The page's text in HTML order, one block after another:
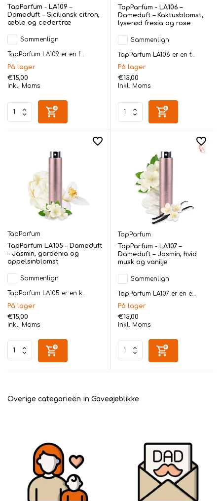
TapParfum - LA109 –
Dameduft – Siciliansk citron,
æble og cedertræ
Sammenlign
TapParfum LA109 er en f...
På lager
€15,00
Inkl. Moms
TapParfum - LA106 –
Dameduft – Kaktusblomst,
lyserød fresia og rose
Sammenlign
TapParfum LA106 er en f...
På lager
€15,00
Inkl. Moms
TapParfum
TapParfum LA105 – Dameduft
– Jasmin, gardenia og
appelsinblomst
Sammenlign
TapParfum LA105 er en k...
På lager
€15,00
Inkl. Moms
TapParfum
TapParfum - LA107 –
Dameduft – Jasmin, hvid
musk og vanilje
Sammenlign
TapParfum LA107 er en e...
På lager
€15,00
Inkl. Moms
Overige categorieën in Gaveøjeblikke